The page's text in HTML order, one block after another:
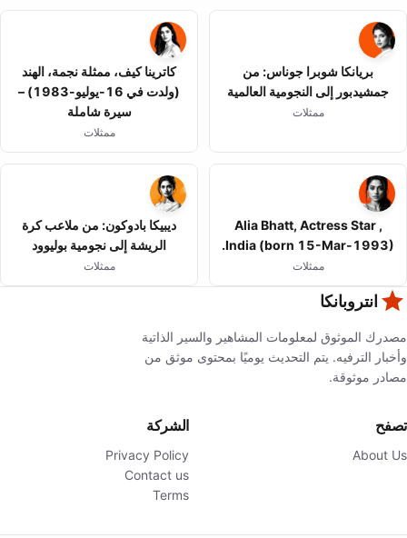
بريانكا شوبرا جوناس: من
جمشيدبور إلى النجومية العالمية
ممثلات
كاترينا كيف، ممثلة نجمة، الهند
(ولدت في 16-يوليو-1983) –
سيرة شاملة
ممثلات
Alia Bhatt, Actress Star ,
India (born 15-Mar-1993).
ممثلات
ديبيكا بادوكون: من ملاعب كرة
الريشة إلى نجومية بوليوود
ممثلات
انتروبانكا
مصدرك الموثوق لمعلومات المشاهير والسير الذاتية
وأخبار الترفيه. يتم التحديث يوميًا بمحتوى موثق من
مصادر موثوقة.
تصفح
About Us
الشركة
Privacy Policy
Contact us
Terms